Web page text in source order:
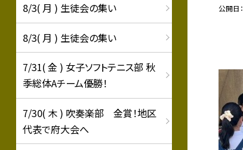
公開日
8/3( 月 ) 生徒会の集い
8/3( 月 ) 生徒会の集い
7/31( 金 ) 女子ソフトテニス部 秋
季総体Aチーム優勝！
7/30( 木 ) 吹奏楽部 金賞！地区
代表で府大会へ